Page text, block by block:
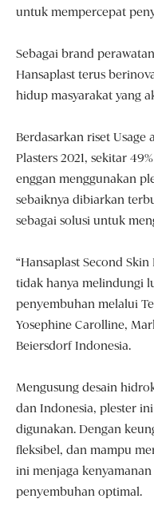
untuk mempercepat
Sebagai brand
Hansaplast terus
hidup masyarakat yang
Berdasarkan riset
Plasters 2021, sekitar
enggan menggunakan
sebaiknya dibiarkan
sebagai solusi untuk
“Hansaplast Second
tidak hanya melindungi
penyembuhan melalui
Yosephine Carolline,
Beiersdorf Indonesia.
Mengusung desain
dan Indonesia, plester ini
digunakan. Dengan
fleksibel, dan mampu
ini menjaga
penyembuhan optimal.